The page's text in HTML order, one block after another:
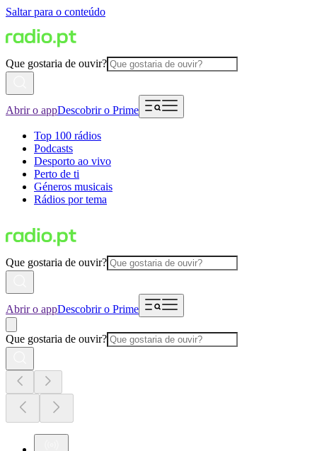
Saltar para o conteúdo
Que gostaria de ouvir?
Abrir o appDescobrir o Prime
Top 100 rádios
Podcasts
Desporto ao vivo
Perto de ti
Géneros musicais
Rádios por tema
Que gostaria de ouvir?
Abrir o appDescobrir o Prime
Que gostaria de ouvir?